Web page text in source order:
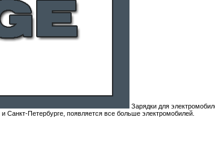
Зарядки для
Петербурге, появляется все больше электромобилей.